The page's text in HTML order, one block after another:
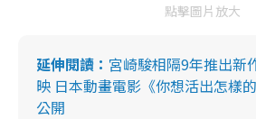
點擊圖片放大
延伸閱讀： 宮崎駿相隔9年推出新
映 日本動畫電影《你想活出怎樣
公開